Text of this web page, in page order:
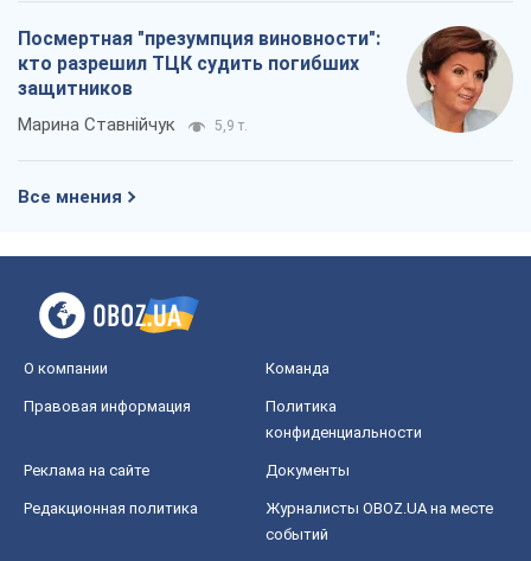
Посмертная "презумпция виновности":
кто разрешил ТЦК судить погибших
защитников
Марина Ставнійчук 5,9 т.
Все мнения
О компании Команда
Правовая информация
Политика
конфиденциальности
Реклама на сайте Документы
Редакционная политика
Журналисты OBOZ.UA на месте
событий